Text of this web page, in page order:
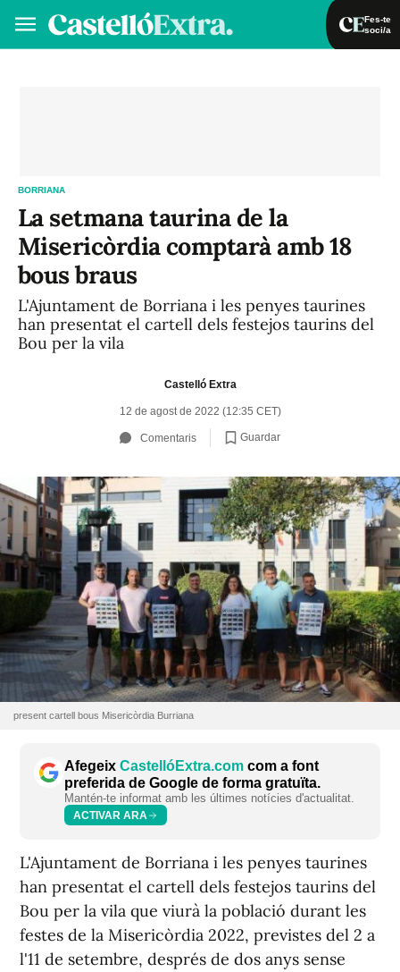
Fes-te
soci/a
BORRIANA
La setmana taurina de la
Misericòrdia comptarà amb 18
bous braus
L'Ajuntament de Borriana i les penyes taurines
han presentat el cartell dels festejos taurins del
Bou per la vila
Castelló Extra
12 de agost de 2022 (12:35 CET)
Comentaris Guardar
present cartell bous Misericòrdia Burriana
Afegeix CastellóExtra.com com a font
preferida de Google de forma gratuïta.
Mantén-te informat amb les últimes notícies d'actualitat.
ACTIVAR ARA
L'Ajuntament de Borriana i les penyes taurines
han presentat el cartell dels festejos taurins del
Bou per la vila que viurà la població durant les
festes de la Misericòrdia 2022, previstes del 2 a
l'11 de setembre, després de dos anys sense